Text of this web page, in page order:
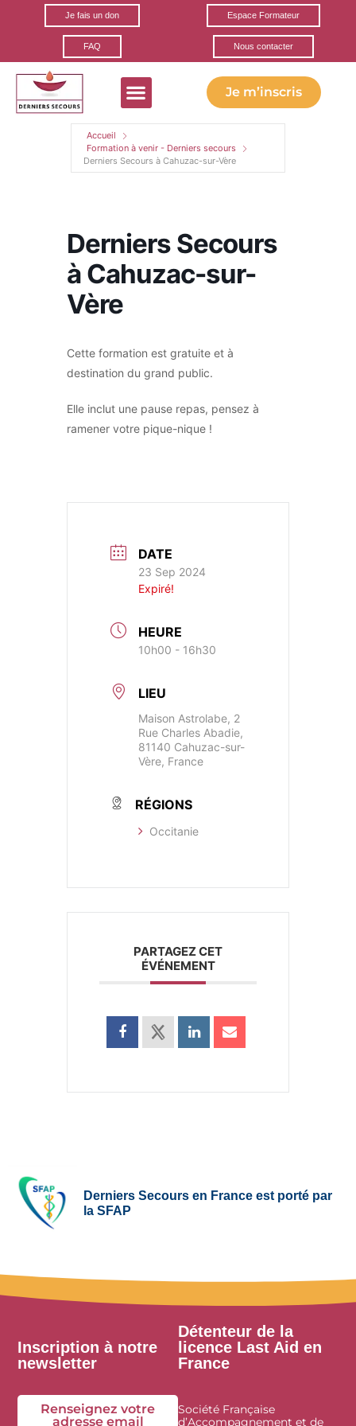
Je fais un don Espace Formateur
FAQ Nous contacter
Je m’inscris
Accueil
Formation à venir - Derniers secours
Derniers Secours à Cahuzac-sur-Vère
Derniers Secours
à Cahuzac-sur-
Vère
Cette formation est gratuite et à
destination du grand public.
Elle inclut une pause repas, pensez à
ramener votre pique-nique !
DATE
23 Sep 2024
Expiré!
HEURE
10h00 - 16h30
LIEU
Maison Astrolabe, 2
Rue Charles Abadie,
81140 Cahuzac-sur-
Vère, France
RÉGIONS
Occitanie
PARTAGEZ CET
ÉVÉNEMENT
Derniers Secours en France est porté par
la SFAP
Inscription à notre
newsletter
Renseignez votre
adresse email
Détenteur de la
licence Last Aid en
France
Société Française
d’Accompagnement et de